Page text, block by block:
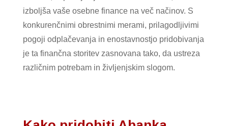
izboljša vaše osebne finance na več načinov. S
konkurenčnimi obrestnimi merami, prilagodljivimi
pogoji odplačevanja in enostavnostjo pridobivanja
je ta finančna storitev zasnovana tako, da ustreza
različnim potrebam in življenjskim slogom.